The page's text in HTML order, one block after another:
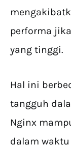
performa
yang tinggi.
Hal ini
tangguh
Nginx
dalam